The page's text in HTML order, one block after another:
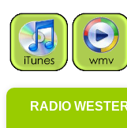
RADIO